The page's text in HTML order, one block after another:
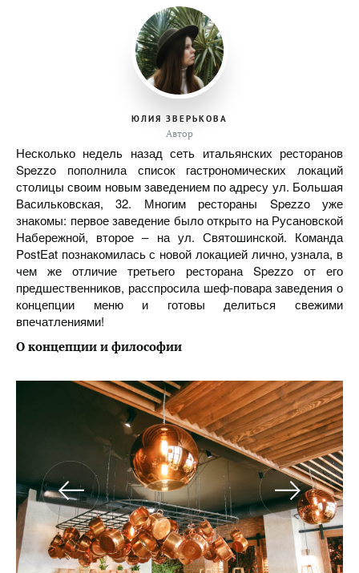
ЮЛИЯ ЗВЕРЬКОВА
Автор
Несколько недель назад сеть итальянских ресторанов
Spezzo пополнила список гастрономических локаций
столицы своим новым заведением по адресу ул. Большая
Васильковская, 32. Многим рестораны Spezzo уже
знакомы: первое заведение было открыто на Русановской
Набережной, второе – на ул. Святошинской. Команда
PostEat познакомилась с новой локацией лично, узнала, в
чем же отличие третьего ресторана Spezzo от его
предшественников, расспросила шеф-повара заведения о
концепции меню и готовы делиться свежими
впечатлениями!
О концепции и философии